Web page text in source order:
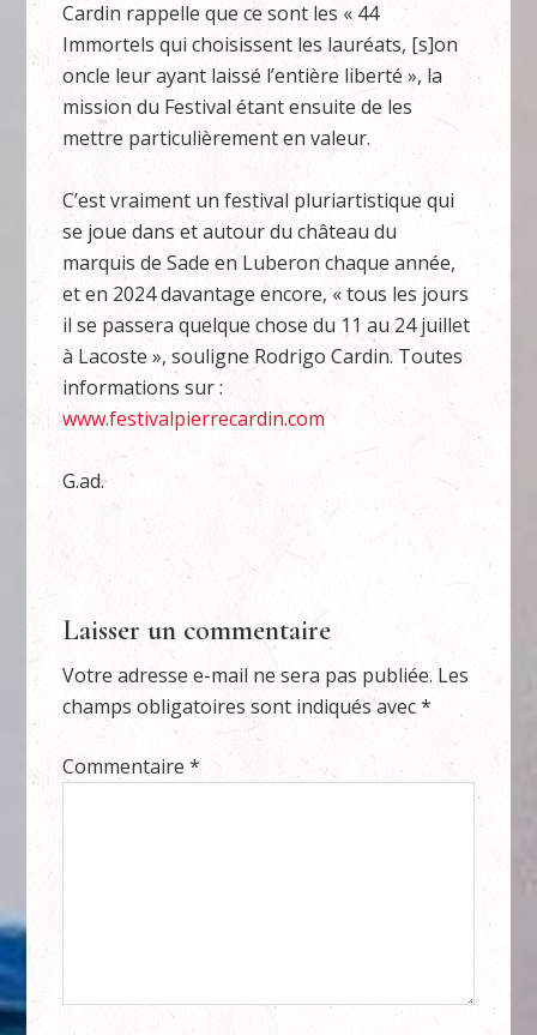
Cardin rappelle que ce sont les « 44
Immortels qui choisissent les lauréats, [s]on
oncle leur ayant laissé l’entière liberté », la
mission du Festival étant ensuite de les
mettre particulièrement en valeur.
C’est vraiment un festival pluriartistique qui
se joue dans et autour du château du
marquis de Sade en Luberon chaque année,
et en 2024 davantage encore, « tous les jours
il se passera quelque chose du 11 au 24 juillet
à Lacoste », souligne Rodrigo Cardin. Toutes
informations sur :
www.festivalpierrecardin.com
G.ad.
Laisser un commentaire
Votre adresse e-mail ne sera pas publiée. Les
champs obligatoires sont indiqués avec*
Commentaire*